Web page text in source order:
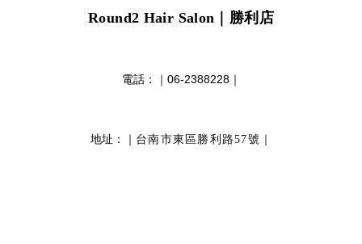
Round2 Hair Salon ｜勝利店
電話：｜ 06-2388228｜
地址：｜ 台南市東區勝利路57號 ｜